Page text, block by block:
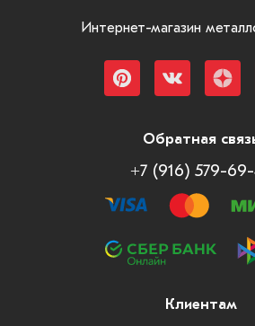
Интернет-магазин
Обратная
+7 (916) 579-
Клиентам